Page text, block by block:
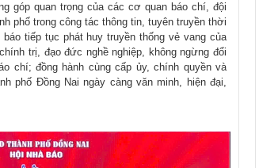
góp quan trọng của các cơ quan báo chí, đội
phố trong công tác thông tin, tuyên truyền thời
tiếp tục phát huy truyền thống vẻ vang của
trị, đạo đức nghề nghiệp, không ngừng đổi
chí; đồng hành cùng cấp ủy, chính quyền và
phố Đồng Nai ngày càng văn minh, hiện đại,